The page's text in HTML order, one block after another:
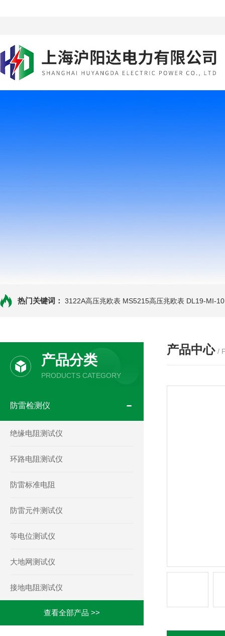
热门关键词： 3122A高压兆欧表 MS5215高压兆欧表 DL19-MI-
产品分类
PRODUCTS CATEGORY
防雷检测仪
绝缘电阻测试仪
环路电阻测试仪
防雷标准电阻
防雷元件测试仪
等电位测试仪
大地网测试仪
接地电阻测试仪
查看全部产品 >>
产品中心 /